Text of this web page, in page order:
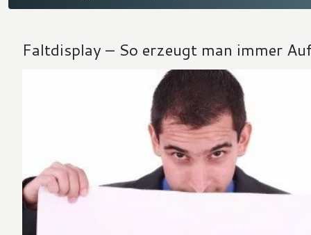
Faltdisplay – So erzeugt man immer